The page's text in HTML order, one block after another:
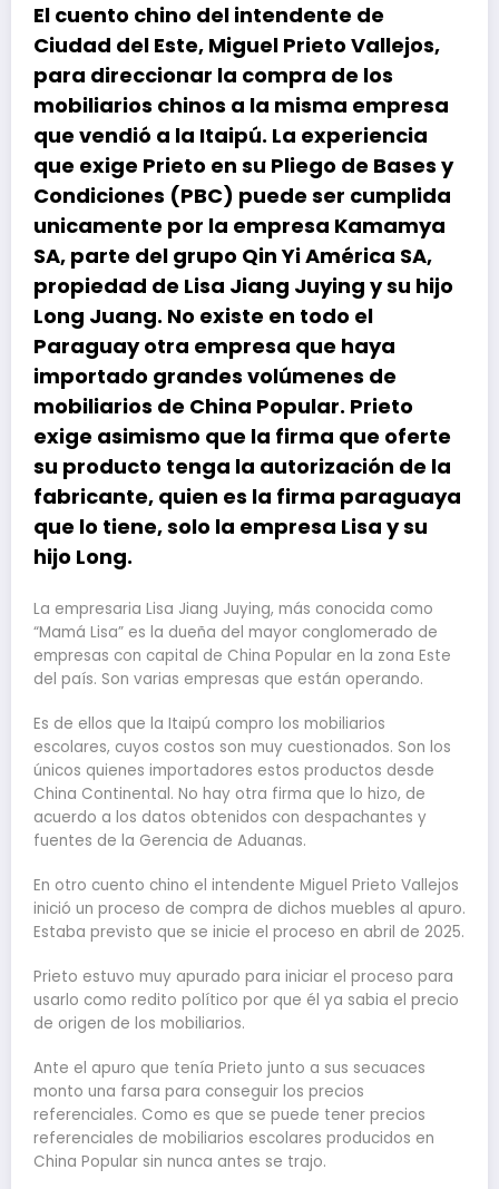
El cuento chino del intendente de
Ciudad del Este, Miguel Prieto Vallejos,
para direccionar la compra de los
mobiliarios chinos a la misma empresa
que vendió a la Itaipú. La experiencia
que exige Prieto en su Pliego de Bases y
Condiciones (PBC) puede ser cumplida
unicamente por la empresa Kamamya
SA, parte del grupo Qin Yi América SA,
propiedad de Lisa Jiang Juying y su hijo
Long Juang. No existe en todo el
Paraguay otra empresa que haya
importado grandes volúmenes de
mobiliarios de China Popular. Prieto
exige asimismo que la firma que oferte
su producto tenga la autorización de la
fabricante, quien es la firma paraguaya
que lo tiene, solo la empresa Lisa y su
hijo Long.
La empresaria Lisa Jiang Juying, más conocida como
“Mamá Lisa” es la dueña del mayor conglomerado de
empresas con capital de China Popular en la zona Este
del país. Son varias empresas que están operando.
Es de ellos que la Itaipú compro los mobiliarios
escolares, cuyos costos son muy cuestionados. Son los
únicos quienes importadores estos productos desde
China Continental. No hay otra firma que lo hizo, de
acuerdo a los datos obtenidos con despachantes y
fuentes de la Gerencia de Aduanas.
En otro cuento chino el intendente Miguel Prieto Vallejos
inició un proceso de compra de dichos muebles al apuro.
Estaba previsto que se inicie el proceso en abril de 2025.
Prieto estuvo muy apurado para iniciar el proceso para
usarlo como redito político por que él ya sabia el precio
de origen de los mobiliarios.
Ante el apuro que tenía Prieto junto a sus secuaces
monto una farsa para conseguir los precios
referenciales. Como es que se puede tener precios
referenciales de mobiliarios escolares producidos en
China Popular sin nunca antes se trajo.